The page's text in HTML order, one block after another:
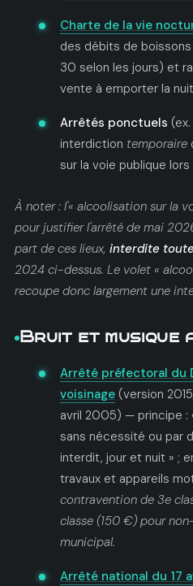
Charte de la vie
des débits de
30 selon les jours) et
vente à emporter la
Arrêtés ponctuels
interdiction temporaire
sur la voie publique
À noter : l'« alcoolisation sur la
pour justifier l'arrêté de mai
part de ces lieux, interdite
2024 ci-dessus. Le volet «
recoupe donc largement une
Bruit et musique
Arrêté préfectoral du
voisinage(version
avril 2005) — principe :
sans nécessité ou par
interdit, jour et nuit » ;
travaux et appareils
contravention de 3e
classe (150 €) pour
municipal.
Arrêté national du 17